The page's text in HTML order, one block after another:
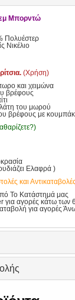
Μπορντώ
Πολυέστερ
Νικέλιο
(Χρήση)
και χειμώνα
βρέφους
του μωρού
βρέφους με
Ελαφρά )
και
Το Κατάστημά μας
για αγορές κάτω των
για αγορές